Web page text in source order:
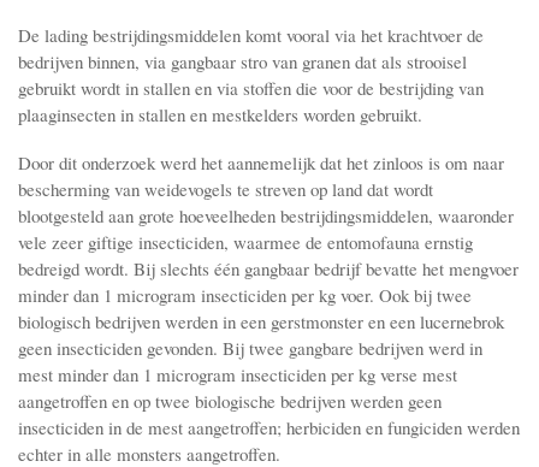
De lading bestrijdingsmiddelen komt vooral via het krachtvoer de
bedrijven binnen, via gangbaar stro van granen dat als strooisel
gebruikt wordt in stallen en via stoffen die voor de bestrijding van
plaaginsecten in stallen en mestkelders worden gebruikt.
Door dit onderzoek werd het aannemelijk dat het zinloos is om naar
bescherming van weidevogels te streven op land dat wordt
blootgesteld aan grote hoeveelheden bestrijdingsmiddelen, waaronder
vele zeer giftige insecticiden, waarmee de entomofauna ernstig
bedreigd wordt. Bij slechts één gangbaar bedrijf bevatte het mengvoer
minder dan 1 microgram insecticiden per kg voer. Ook bij twee
biologisch bedrijven werden in een gerstmonster en een lucernebrok
geen insecticiden gevonden. Bij twee gangbare bedrijven werd in
mest minder dan 1 microgram insecticiden per kg verse mest
aangetroffen en op twee biologische bedrijven werden geen
insecticiden in de mest aangetroffen; herbiciden en fungiciden werden
echter in alle monsters aangetroffen.